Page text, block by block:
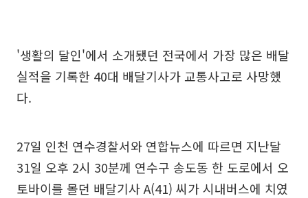
'생활의 달인'에서 소개됐던 전국에서 가장 많은 배달
실적을 기록한 40대 배달기사가 교통사고로 사망했
다.
27일 인천 연수경찰서와 연합뉴스에 따르면 지난달
31일 오후 2시 30분께 연수구 송도동 한 도로에서 오
토바이를 몰던 배달기사 A(41) 씨가 시내버스에 치였